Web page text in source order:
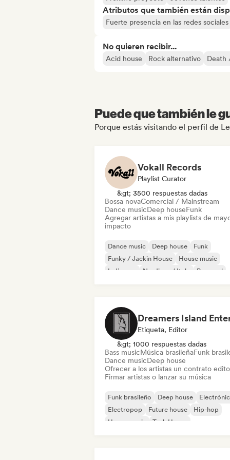
Atributos que también están
Fuerte presencia en las redes sociales
No quieren recibir...
Acid house Rock alternativo Death
Puede que también le
Porque estás visitando el perfil de
Vokall Records
Playlist Curator
&gt; 3500 respuestas dadas
Bossa novaComercial / Mainstream
Dance musicDeep houseFunk
Agregar artistas a mis playlists de
impacto
Dance music Deep house
Funk
Funky / Jackin House
House music
Indie pop
Nu-disco / Italo Pop soul
Etiqueta, Editor
&gt; 1000 respuestas dadas
Bass musicMúsica brasileñaFunk
Dance musicDeep house
Ofrecer a los artistas un contrato
Firmar artistas o lanzar su música
Funk brasileño Deep house
Electropop
Future house
Hip-hop
House music
Tech House